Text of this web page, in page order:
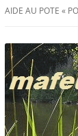
AIDE AU POTE «